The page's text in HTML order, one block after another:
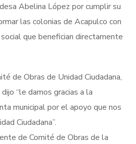
Abelina López por cumplir su
las colonias de Acapulco con
que benefician directamente
de Obras de Unidad Ciudadana,
“le damos gracias a la
municipal por el apoyo que nos
Ciudadana”.
de Comité de Obras de la